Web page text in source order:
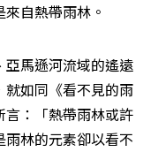
自熱帶雨林。
馬遜河流域的遙遠
如同《看不見的雨
：「熱帶雨林或許
林的元素卻以看不